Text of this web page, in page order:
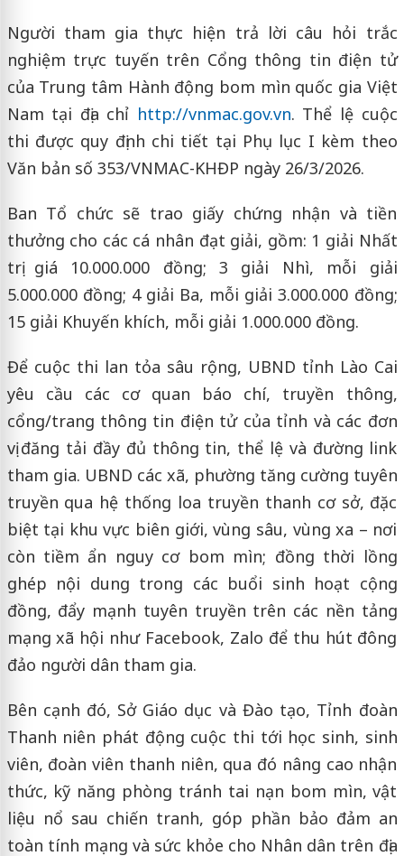
Người tham gia thực hiện trả lời câu hỏi trắc
nghiệm trực tuyến trên Cổng thông tin điện tử
của Trung tâm Hành động bom mìn quốc gia Việt
Nam tại địa chỉ http://vnmac.gov.vn. Thể lệ cuộc
thi được quy định chi tiết tại Phụ lục I kèm theo
Văn bản số 353/VNMAC-KHĐP ngày 26/3/2026.
Ban Tổ chức sẽ trao giấy chứng nhận và tiền
thưởng cho các cá nhân đạt giải, gồm: 1 giải Nhất
trị giá 10.000.000 đồng; 3 giải Nhì, mỗi giải
5.000.000 đồng; 4 giải Ba, mỗi giải 3.000.000 đồng;
15 giải Khuyến khích, mỗi giải 1.000.000 đồng.
Để cuộc thi lan tỏa sâu rộng, UBND tỉnh Lào Cai
yêu cầu các cơ quan báo chí, truyền thông,
cổng/trang thông tin điện tử của tỉnh và các đơn
vị đăng tải đầy đủ thông tin, thể lệ và đường link
tham gia. UBND các xã, phường tăng cường tuyên
truyền qua hệ thống loa truyền thanh cơ sở, đặc
biệt tại khu vực biên giới, vùng sâu, vùng xa – nơi
còn tiềm ẩn nguy cơ bom mìn; đồng thời lồng
ghép nội dung trong các buổi sinh hoạt cộng
đồng, đẩy mạnh tuyên truyền trên các nền tảng
mạng xã hội như Facebook, Zalo để thu hút đông
đảo người dân tham gia.
Bên cạnh đó, Sở Giáo dục và Đào tạo, Tỉnh đoàn
Thanh niên phát động cuộc thi tới học sinh, sinh
viên, đoàn viên thanh niên, qua đó nâng cao nhận
thức, kỹ năng phòng tránh tai nạn bom mìn, vật
liệu nổ sau chiến tranh, góp phần bảo đảm an
toàn tính mạng và sức khỏe cho Nhân dân trên địa